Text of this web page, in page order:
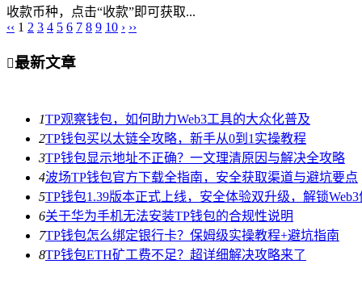
收款币种，点击“收款”即可获取...
‹‹ 1 2 3 4 5 6 7 8 9 10 › ››
最新文章
1TP观察钱包，如何助力Web3工具的大众化普及
2TP钱包买以太链全攻略，新手从0到1实操教程
3TP钱包显示地址不正确？一文理清原因与解决全攻略
4波场TP钱包官方下载全指南，安全获取渠道与避坑要点
5TP钱包1.39版本正式上线，安全体验双升级，解锁
6关于华为手机无法安装TP钱包的合规性说明
7TP钱包怎么绑定银行卡？保姆级实操教程+避坑指南
8TP钱包ETH矿工费不足？超详细解决攻略来了